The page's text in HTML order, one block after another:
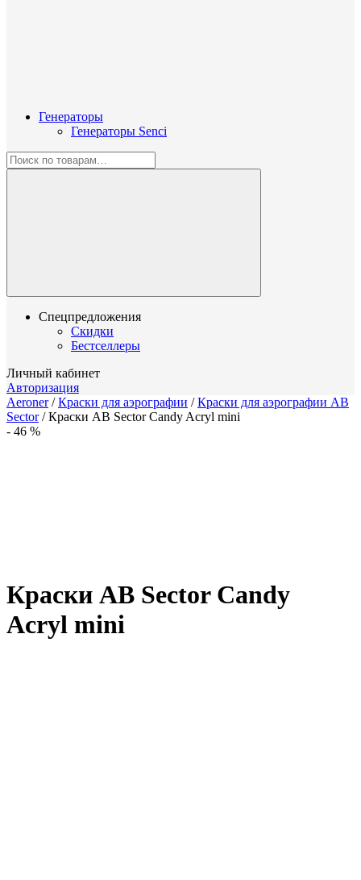
Генераторы
Генераторы Senci
Спецпредложения
Скидки
Бестселлеры
Личный кабинет
Авторизация
Aeroner/Краски для аэрографии /Краски для аэрографии AB
Sector/Краски AB Sector Candy Acryl mini
- 46 %
Краски AB Sector Candy
Acryl mini